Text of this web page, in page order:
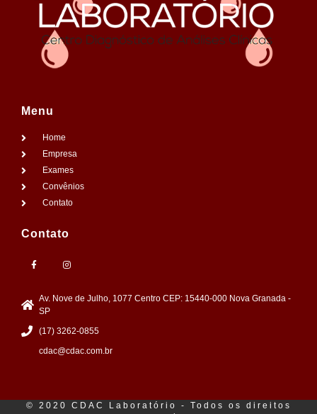
Menu
Home
Empresa
Exames
Convênios
Contato
Contato
Av. Nove de Julho, 1077 Centro CEP: 15440-000 Nova Granada -
SP
(17) 3262-0855
cdac@cdac.com.br
© 2020 CDAC Laboratório - Todos os direitos